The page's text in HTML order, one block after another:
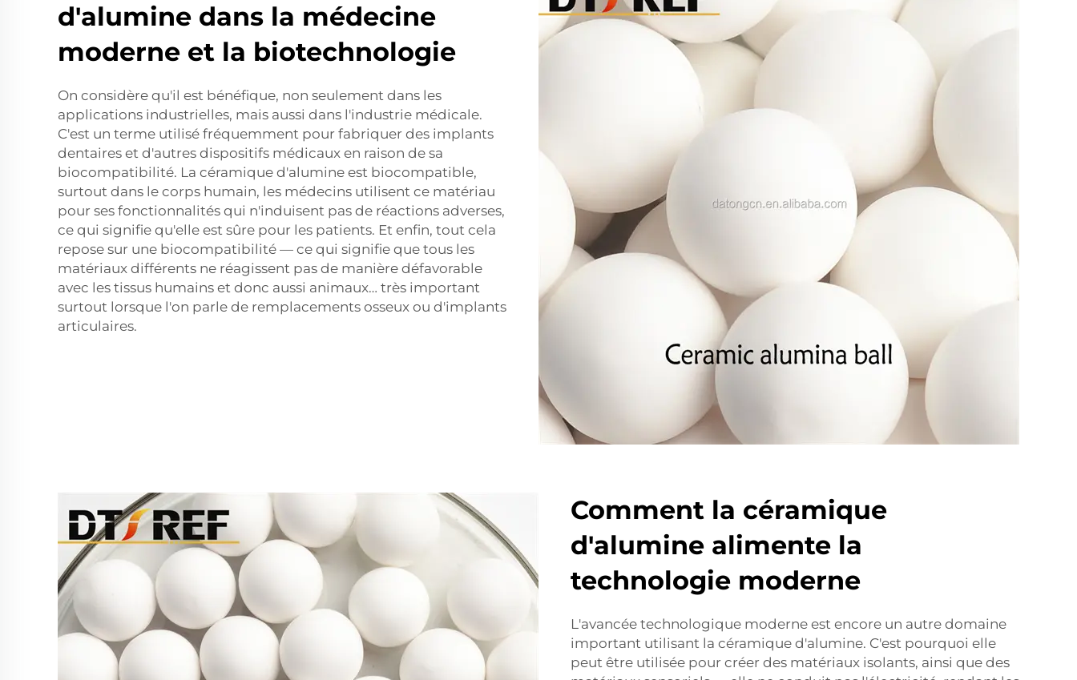
d'alumine dans la médecine
moderne et la biotechnologie
On considère qu'il est bénéfique, non seulement dans les
applications industrielles, mais aussi dans l'industrie médicale.
C'est un terme utilisé fréquemment pour fabriquer des implants
dentaires et d'autres dispositifs médicaux en raison de sa
biocompatibilité. La céramique d'alumine est biocompatible,
surtout dans le corps humain, les médecins utilisent ce matériau
pour ses fonctionnalités qui n'induisent pas de réactions adverses,
ce qui signifie qu'elle est sûre pour les patients. Et enfin, tout cela
repose sur une biocompatibilité — ce qui signifie que tous les
matériaux différents ne réagissent pas de manière défavorable
avec les tissus humains et donc aussi animaux… très important
surtout lorsque l'on parle de remplacements osseux ou d'implants
articulaires.
Comment la céramique
d'alumine alimente la
technologie moderne
L'avancée technologique moderne est encore un autre domaine
important utilisant la céramique d'alumine. C'est pourquoi elle
peut être utilisée pour créer des matériaux isolants, ainsi que des